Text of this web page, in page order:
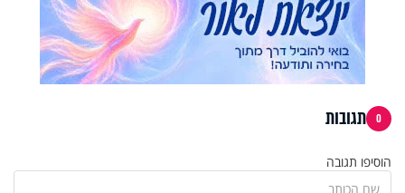
0 תגובות
הוסיפו תגובה